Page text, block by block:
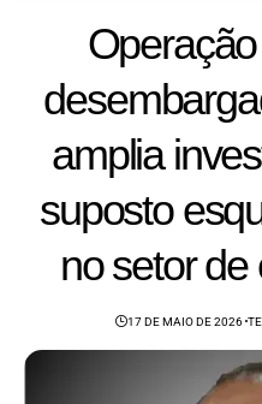
amplia
suposto
no setor
17 DE MAIO DE 2026